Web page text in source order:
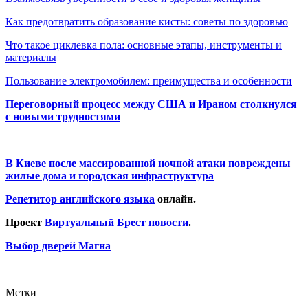
Как предотвратить образование кисты: советы по здоровью
Что такое циклевка пола: основные этапы, инструменты и
материалы
Пользование электромобилем: преимущества и особенности
Переговорный процесс между США и Ираном столкнулся
с новыми трудностями
В Киеве после массированной ночной атаки повреждены
жилые дома и городская инфраструктура
Репетитор английского языка онлайн.
Проект Виртуальный Брест новости.
Выбор дверей Магна
Метки